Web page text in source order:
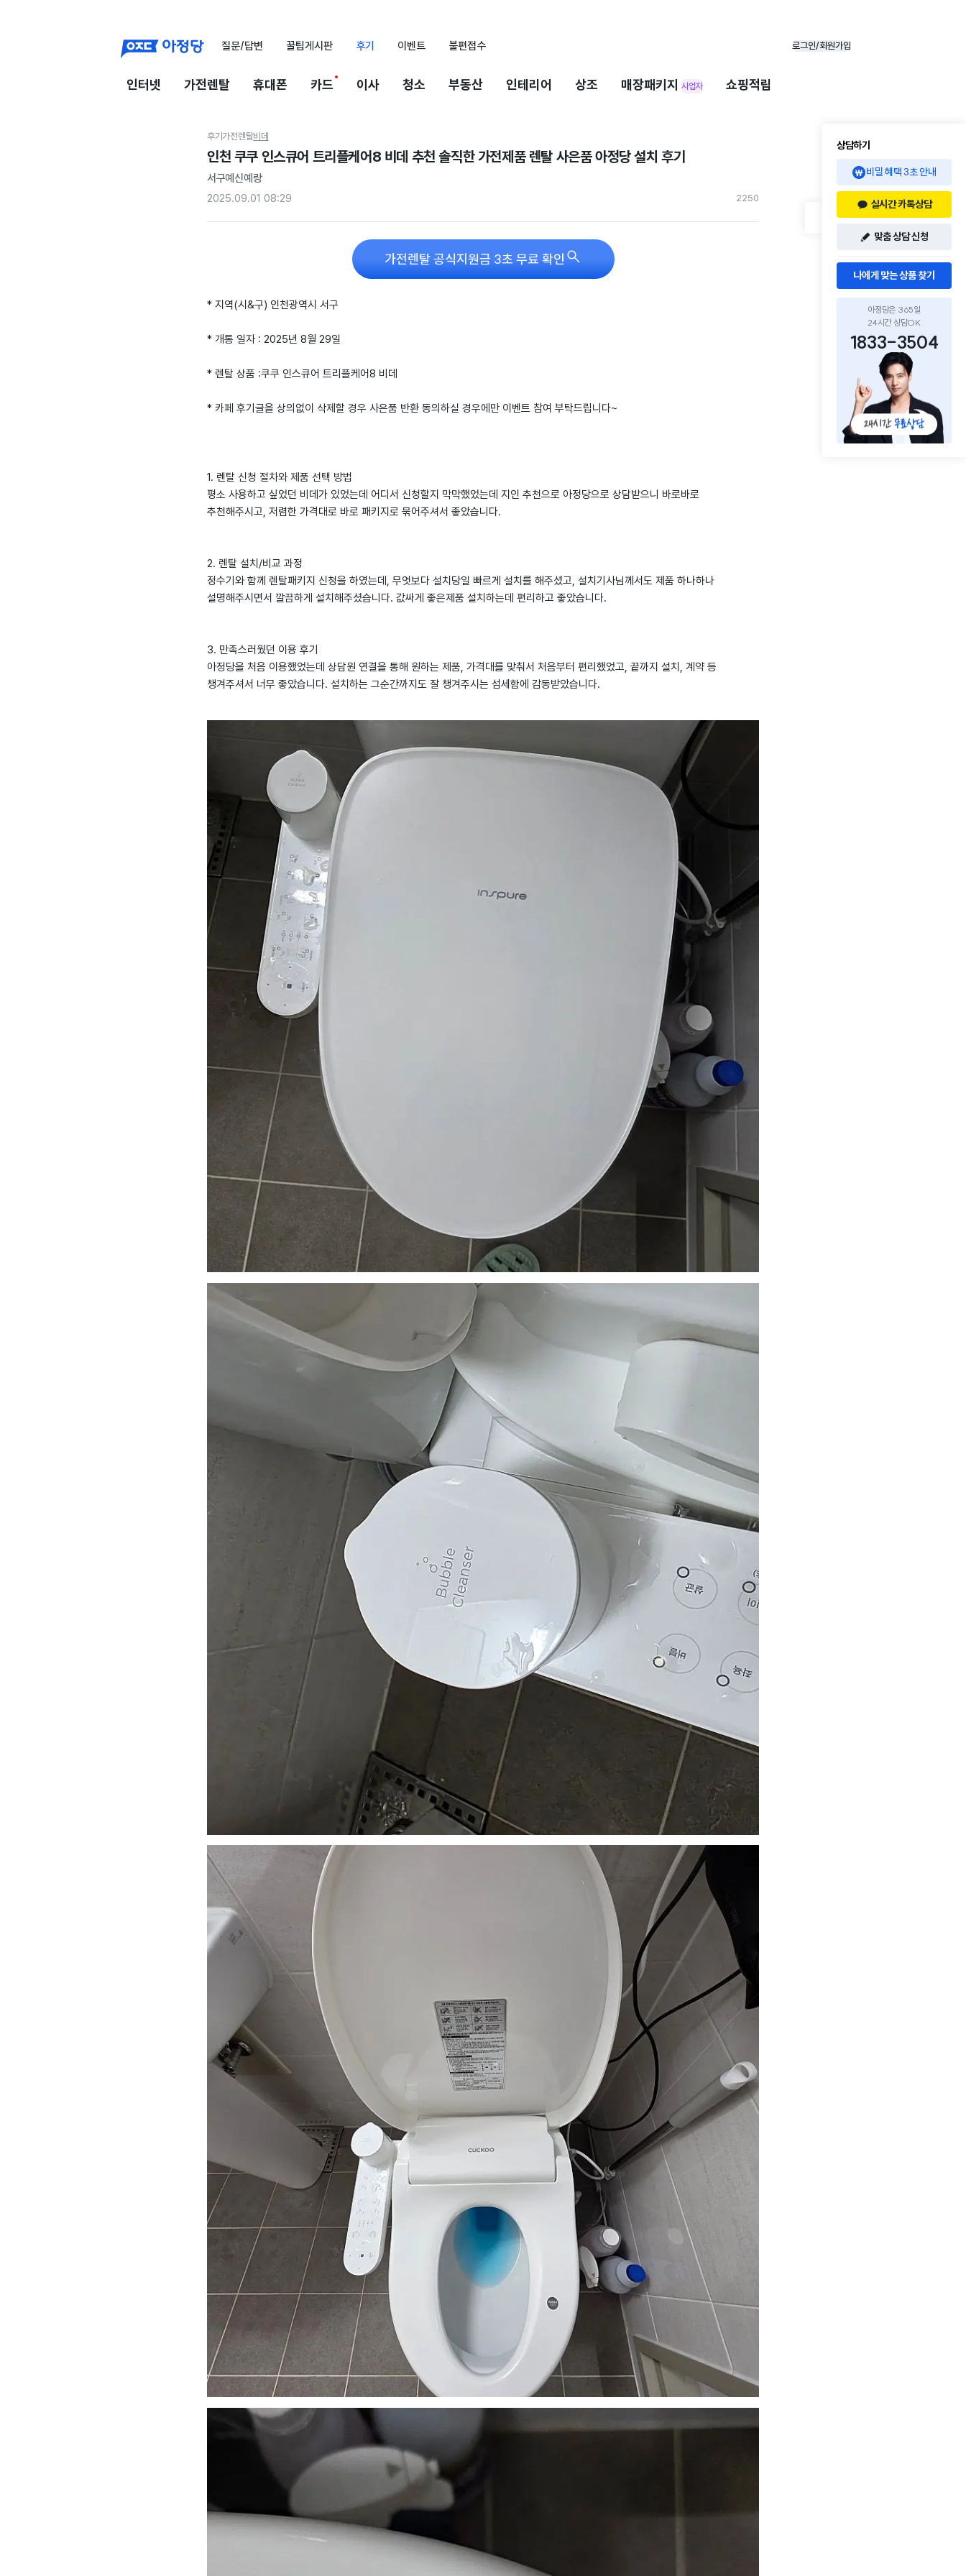
질문/답변 꿀팁게시판 후기 이벤트 불편접수 로그인/회원가입
인터넷 가전렌탈 휴대폰 카드 이사 청소 부동산 인테리어 상조 매장패키지 사업자 쇼핑적립
후기가전렌탈비데
인천 쿠쿠 인스큐어 트리플케어8 비데 추천 솔직한 가전제품 렌탈 사은품 아정당 설치 후기
서구예신예랑
2025.09.01 08:29
2250
가전렌탈 공식지원금 3초 무료 확인 
* 지역(시&구) 인천광역시 서구
* 개통 일자 : 2025년 8월 29일
* 렌탈 상품 :쿠쿠 인스큐어 트리플케어8 비데
* 카페 후기글을 상의없이 삭제할 경우 사은품 반환 동의하실 경우에만 이벤트 참여 부탁드립니다~
1. 렌탈 신청 절차와 제품 선택 방법
평소 사용하고 싶었던 비데가 있었는데 어디서 신청할지 막막했었는데 지인 추천으로 아정당으로 상담받으니 바로바로
추천해주시고, 저렴한 가격대로 바로 패키지로 묶어주셔서 좋았습니다.
2. 렌탈 설치/비교 과정
정수기와 함께 렌탈패키지 신청을 하였는데, 무엇보다 설치당일 빠르게 설치를 해주셨고, 설치기사님께서도 제품 하나하나
설명해주시면서 깔끔하게 설치해주셨습니다. 값싸게 좋은제품 설치하는데 편리하고 좋았습니다.
3. 만족스러웠던 이용 후기
아정당을 처음 이용했었는데 상담원 연결을 통해 원하는 제품, 가격대를 맞춰서 처음부터 편리했었고, 끝까지 설치, 계약 등
챙겨주셔서 너무 좋았습니다. 설치하는 그순간까지도 잘 챙겨주시는 섬세함에 감동받았습니다.
상담하기
비밀 혜택 3초 안내
실시간 카톡상담
맞춤 상담 신청
나에게 맞는 상품 찾기
아정당은 365일
24시간 상담OK
1833-3504